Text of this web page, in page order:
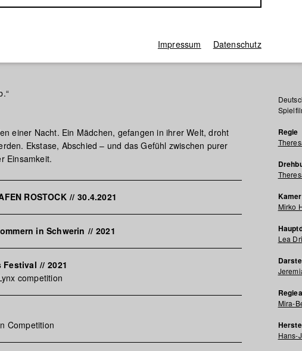
einer Nacht. Ein Mädchen, gefangen in ihrer Welt, droht
Ekstase, Abschied – und das Gefühl zwischen purer
Einsamkeit.
ROSTOCK // 30.4.2021
in Schwerin // 2021
Festival // 2021
competition
Competition
Regie
Mirko
Lea
Mira-
Hans-
Impressum Datenschutz